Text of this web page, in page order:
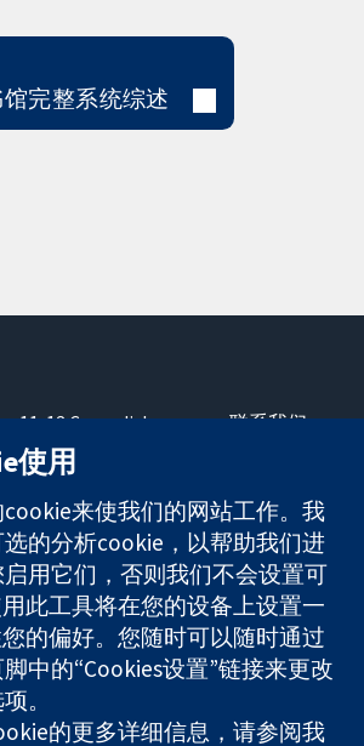
完整系统综述
11-13 Cavendish
Square
London
W1G 0AN
United Kingdom
联系我们
关于我们
工作机会
Cochrane
Library
is a charity (no. 1045921) and a
(no. 03044323) registered in
registration number GB 718 2127 49.
使用
来使我们的网站工作。我
的分析cookie，以帮助我们进
用它们，否则我们不会设置可
此工具将在您的设备上设置一
的偏好。您随时可以随时通过
中的“Cookies设置”链接来更改
。
的更多详细信息，请参阅我